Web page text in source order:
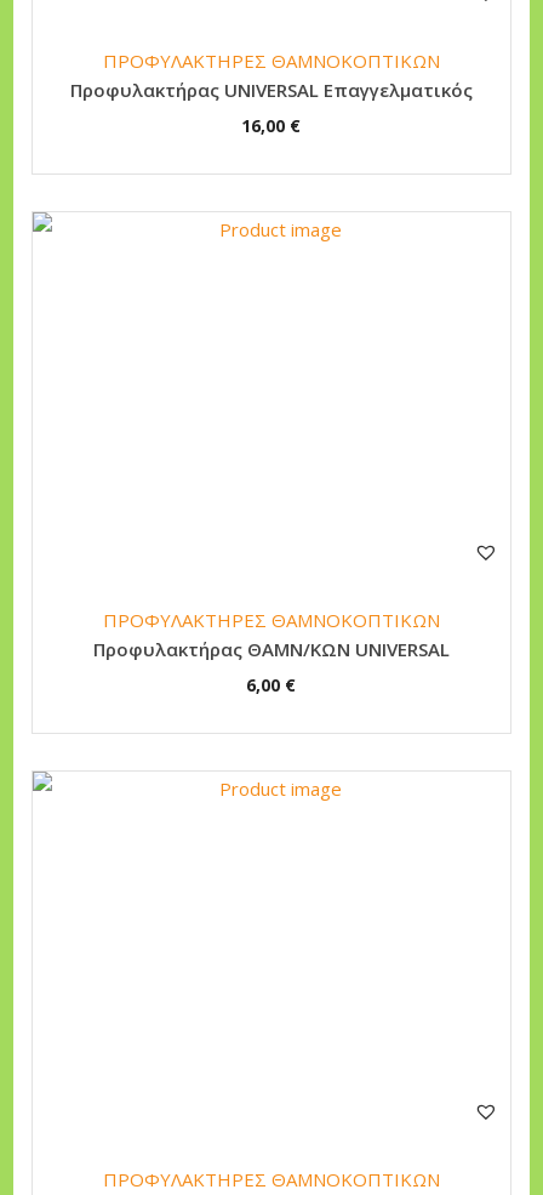
ΠΡΟΦΥΛΑΚΤΗΡΕΣ ΘΑΜΝΟΚΟΠΤΙΚΩΝ
Προφυλακτήρας UNIVERSAL Επαγγελματικός
16,00 €
ΠΡΟΦΥΛΑΚΤΗΡΕΣ ΘΑΜΝΟΚΟΠΤΙΚΩΝ
Προφυλακτήρας ΘΑΜΝ/ΚΩΝ UNIVERSAL
6,00 €
ΠΡΟΦΥΛΑΚΤΗΡΕΣ ΘΑΜΝΟΚΟΠΤΙΚΩΝ